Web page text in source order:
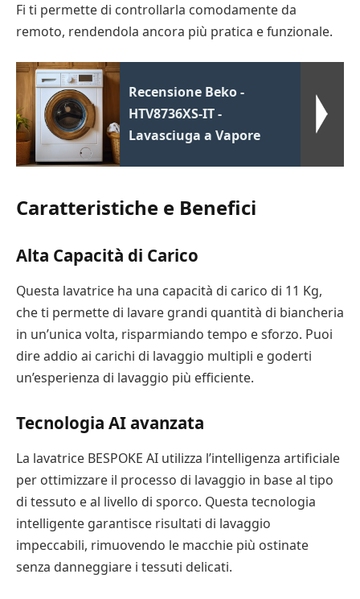
Fi ti permette di controllarla comodamente da
remoto, rendendola ancora più pratica e funzionale.
Recensione Beko -
HTV8736XS-IT -
Lavasciuga a Vapore
Caratteristiche e Benefici
Alta Capacità di Carico
Questa lavatrice ha una capacità di carico di 11 Kg,
che ti permette di lavare grandi quantità di biancheria
in un’unica volta, risparmiando tempo e sforzo. Puoi
dire addio ai carichi di lavaggio multipli e goderti
un’esperienza di lavaggio più efficiente.
Tecnologia AI avanzata
La lavatrice BESPOKE AI utilizza l’intelligenza artificiale
per ottimizzare il processo di lavaggio in base al tipo
di tessuto e al livello di sporco. Questa tecnologia
intelligente garantisce risultati di lavaggio
impeccabili, rimuovendo le macchie più ostinate
senza danneggiare i tessuti delicati.